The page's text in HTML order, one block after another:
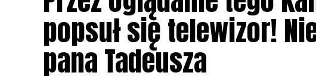
popsuł się telewizor!
pana Tadeusza